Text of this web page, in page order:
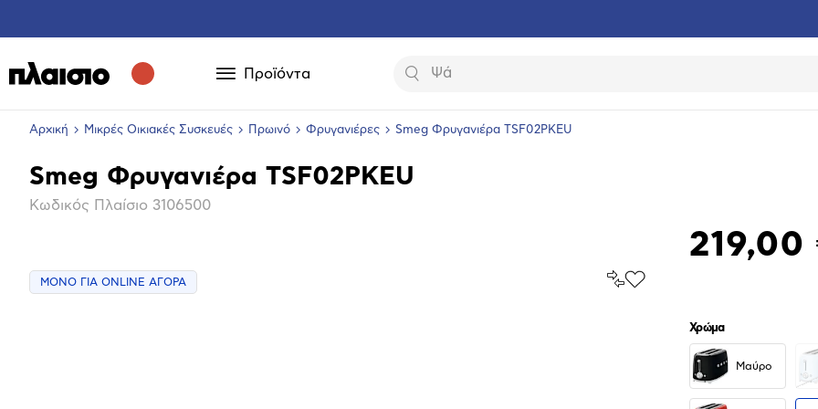
Προϊόντα Αναζήτηση
Αρχική Μικρές Οικιακές Συσκευές Πρωινό Φρυγανιέρες Smeg Φρυγανιέρα TSF02PKEU
Βασικά
Smeg Φρυγανιέρα TSF02PKEU
Κωδικός Πλαίσιο 3106500
ΜΟΝΟ ΓΙΑ ONLINE ΑΓΟΡΑ
Σύγκρινέ
Προσθήκη
219,00
Χρώμα
Μαύρο